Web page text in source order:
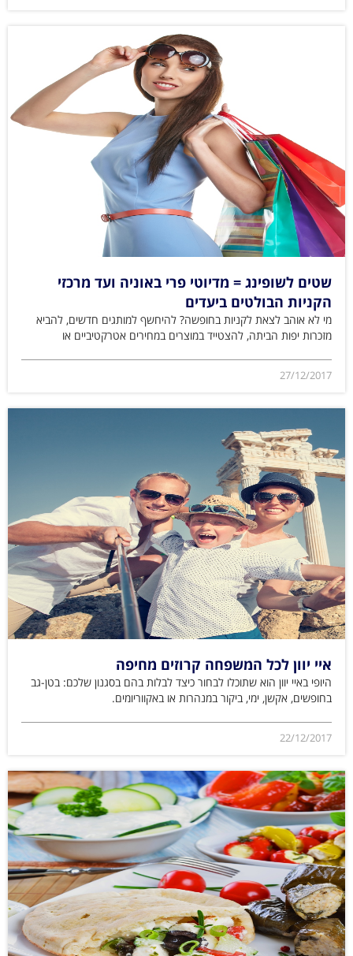
שטים לשופינג = מדיוטי פרי באוניה ועד מרכזי
הקניות הבולטים ביעדים
מי לא אוהב לצאת לקניות בחופשה? להיחשף למותגים חדשים, להביא
מזכרות יפות הביתה, להצטייד במוצרים במחירים אטרקטיביים או
27/12/2017
איי יוון לכל המשפחה קרוזים מחיפה
היופי באיי יוון הוא שתוכלו לבחור כיצד לבלות בהם בסגנון שלכם: בטן-גב
בחופשים, אקשן, ימי, ביקור במנהרות או באקווריומים.
22/12/2017